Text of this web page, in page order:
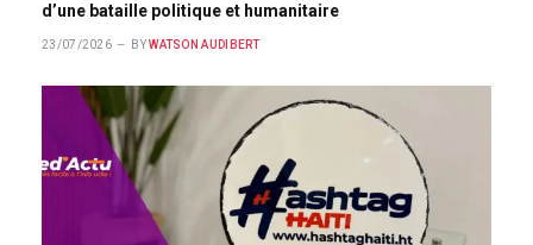
d’une bataille politique et humanitaire
23/07/2026 BY WATSON AUDIBERT